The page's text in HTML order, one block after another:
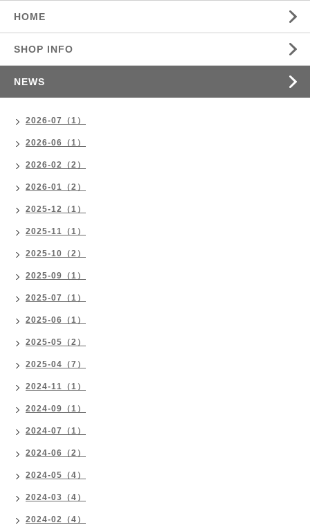
HOME
SHOP INFO
NEWS
2026-07（1）
2026-06（1）
2026-02（2）
2026-01（2）
2025-12（1）
2025-11（1）
2025-10（2）
2025-09（1）
2025-07（1）
2025-06（1）
2025-05（2）
2025-04（7）
2024-11（1）
2024-09（1）
2024-07（1）
2024-06（2）
2024-05（4）
2024-03（4）
2024-02（4）